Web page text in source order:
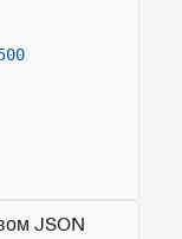
JSON